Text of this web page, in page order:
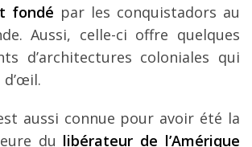
fondé par les conquistadors au
Aussi, celle-ci offre quelques
d’architectures coloniales qui
aussi connue pour avoir été la
du libérateur de l’Amérique